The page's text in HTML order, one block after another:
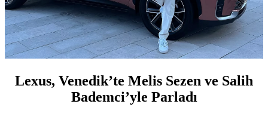
Lexus, Venedik’te Melis Sezen ve Salih
Bademci’yle Parladı